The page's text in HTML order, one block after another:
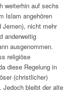
weiterhin auf sechs
Islam angehören
Jemen), nicht mehr
anderweitig
ausgenommen.
religiöse
diese Regelung in
(christlicher)
Jedoch bleibt der alte